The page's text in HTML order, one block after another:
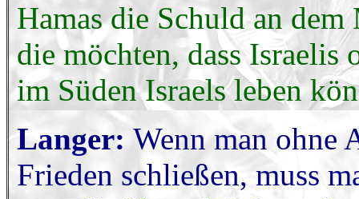
Hamas die Schuld an dem
die möchten, dass Israelis
im Süden Israels leben
Langer: Wenn man ohne
Frieden schließen, muss